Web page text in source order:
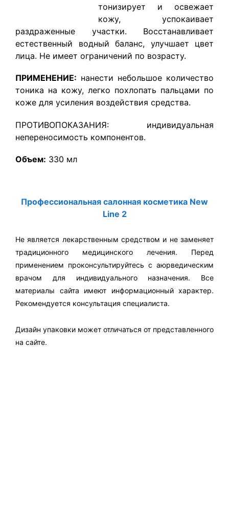
тонизирует и освежает
кожу, успокаивает
раздраженные участки. Восстанавливает
естественный водный баланс, улучшает цвет
лица. Не имеет ограничений по возрасту.
ПРИМЕНЕНИЕ: нанести небольшое количество
тоника на кожу, легко похлопать пальцами по
коже для усиления воздействия средства.
ПРОТИВОПОКАЗАНИЯ: индивидуальная
непереносимость компонентов.
Объем: 330 мл
Профессиональная салонная косметика New
Line 2
Не является лекарственным средством и не заменяет
традиционного медицинского лечения. Перед
применением проконсультируйтесь с аюрведическим
врачом для индивидуального назначения. Все
материалы сайта имеют информационный характер.
Рекомендуется консультация специалиста.
Дизайн упаковки может отличаться от представленного
на сайте.